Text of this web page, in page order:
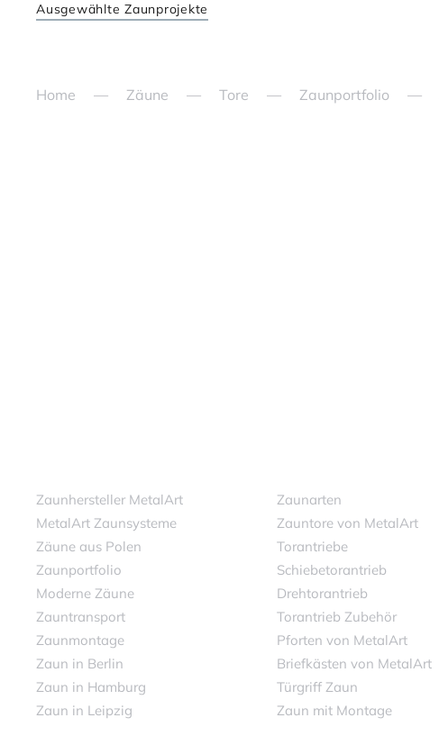
Ausgewählte Zaunprojekte
Home Zäune Tore Zaunportfolio
Zaunhersteller MetalArt
MetalArt Zaunsysteme
Zäune aus Polen
Zaunportfolio
Moderne Zäune
Zauntransport
Zaunmontage
Zaun in Berlin
Zaun in Hamburg
Zaun in Leipzig
Zaunarten
Zauntore von MetalArt
Torantriebe
Schiebetorantrieb
Drehtorantrieb
Torantrieb Zubehör
Pforten von MetalArt
Briefkästen von MetalArt
Türgriff Zaun
Zaun mit Montage